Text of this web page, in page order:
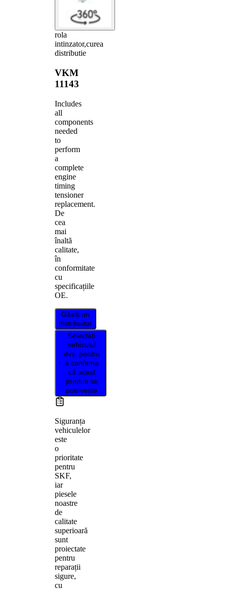
rola
intinzator,curea
distributie
VKM
11143
Includes
all
components
needed
to
perform
a
complete
engine
timing
tensioner
replacement.
De
cea
mai
înaltă
calitate,
în
conformitate
cu
specificațiile
OE.
Găsiți un
distribuitor
Selectați
vehiculul
dvs. pentru
a confirma
că acest
produs se
potrivește
Siguranța
vehiculelor
este
o
prioritate
pentru
SKF,
iar
piesele
noastre
de
calitate
superioară
sunt
proiectate
pentru
reparații
sigure,
cu